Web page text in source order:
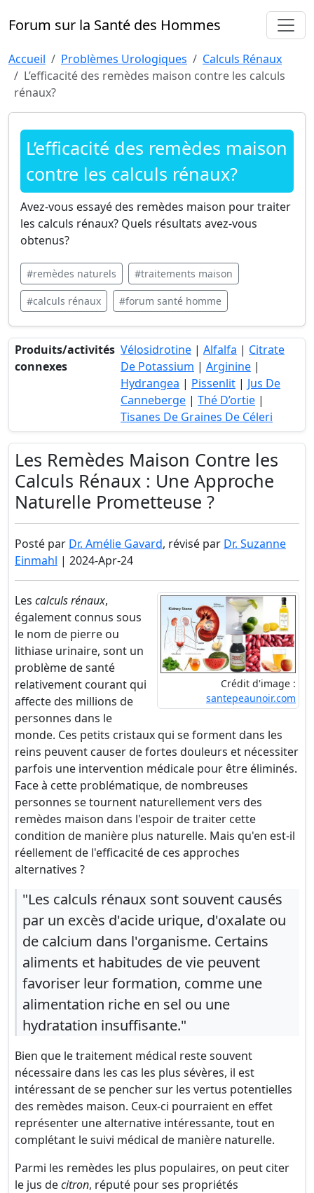
Forum sur la Santé des Hommes
Accueil Problèmes Urologiques
Calculs Rénaux
L’efficacité des remèdes maison contre les calculs
rénaux?
L’efficacité des remèdes maison
contre les calculs rénaux?
Avez-vous essayé des remèdes maison pour traiter
les calculs rénaux? Quels résultats avez-vous
obtenus?
#remèdes naturels #traitements maison
#calculs rénaux #forum santé homme
Produits/activités
connexes
Vélosidrotine | Alfalfa | Citrate
De Potassium | Arginine |
Hydrangea | Pissenlit | Jus De
Canneberge | Thé D’ortie |
Tisanes De Graines De Céleri
Les Remèdes Maison Contre les
Calculs Rénaux : Une Approche
Naturelle Prometteuse ?
Posté par Dr. Amélie Gavard, révisé par Dr. Suzanne
Einmahl | 2024-Apr-24
Crédit d'image :
santepeaunoir.com
Les calculs rénaux,
également connus sous
le nom de pierre ou
lithiase urinaire, sont un
problème de santé
relativement courant qui
affecte des millions de
personnes dans le
monde. Ces petits cristaux qui se forment dans les
reins peuvent causer de fortes douleurs et nécessiter
parfois une intervention médicale pour être éliminés.
Face à cette problématique, de nombreuses
personnes se tournent naturellement vers des
remèdes maison dans l'espoir de traiter cette
condition de manière plus naturelle. Mais qu'en est-il
réellement de l'efficacité de ces approches
alternatives ?
"Les calculs rénaux sont souvent causés
par un excès d'acide urique, d'oxalate ou
de calcium dans l'organisme. Certains
aliments et habitudes de vie peuvent
favoriser leur formation, comme une
alimentation riche en sel ou une
hydratation insuffisante."
Bien que le traitement médical reste souvent
nécessaire dans les cas les plus sévères, il est
intéressant de se pencher sur les vertus potentielles
des remèdes maison. Ceux-ci pourraient en effet
représenter une alternative intéressante, tout en
complétant le suivi médical de manière naturelle.
Parmi les remèdes les plus populaires, on peut citer
le jus decitron, réputé pour ses propriétés